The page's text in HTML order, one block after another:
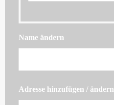
Name ändern
Adresse hinzufügen / ändern